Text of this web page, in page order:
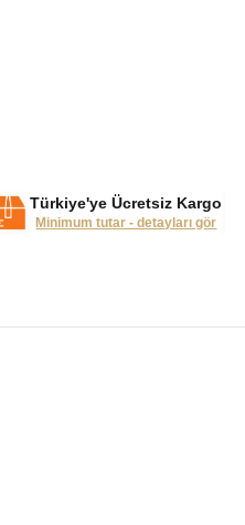
Türkiye'ye Ücretsiz Kargo
Minimum tutar - detayları gör